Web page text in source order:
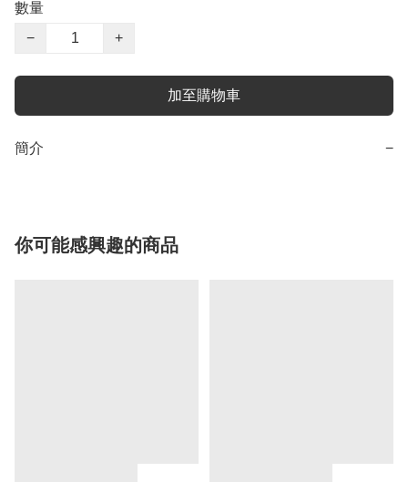
數量
−
+
加至購物車
簡介 −
你可能感興趣的商品